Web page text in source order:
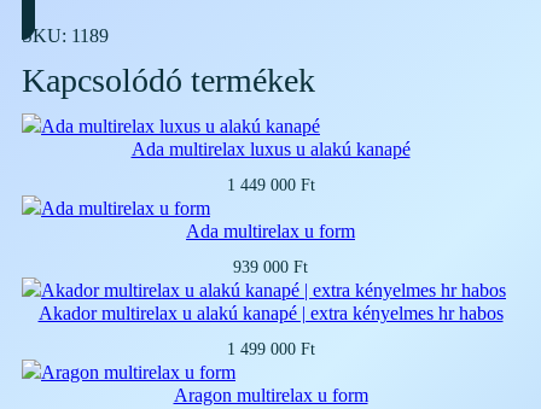
SKU: 1189
Kapcsolódó termékek
Ada multirelax luxus u alakú kanapé
1 449 000 Ft
Ada multirelax u form
939 000 Ft
Akador multirelax u alakú kanapé | extra kényelmes hr habos
1 499 000 Ft
Aragon multirelax u form